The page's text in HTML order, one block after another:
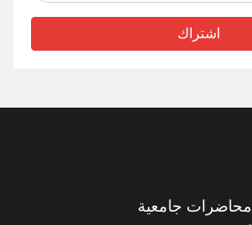
اشتراك
محاضرات جامعية